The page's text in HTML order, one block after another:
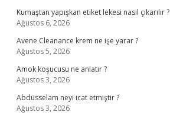
Kumaştan yapışkan etiket lekesi nasıl çıkarılır ?
Ağustos 6, 2026
Avene Cleanance krem ne işe yarar ?
Ağustos 5, 2026
Amok koşucusu ne anlatır ?
Ağustos 3, 2026
Abdüsselam neyi icat etmiştir ?
Ağustos 3, 2026